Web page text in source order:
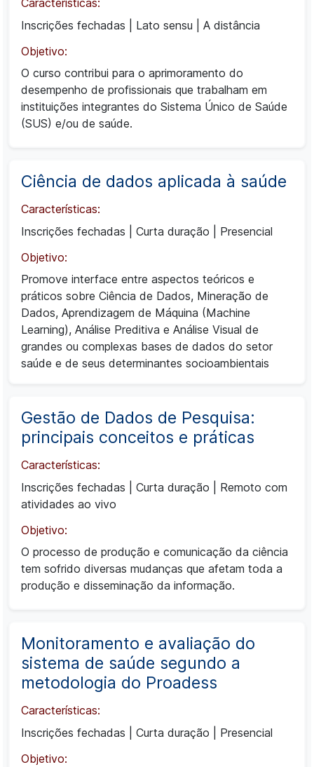
Características:
Inscrições fechadas
Lato sensu
A distância
Objetivo:
O curso contribui para o aprimoramento do
desempenho de profissionais que trabalham em
instituições integrantes do Sistema Único de Saúde
(SUS) e/ou de saúde.
Ciência de dados aplicada à saúde
Características:
Inscrições fechadas
Curta duração
Presencial
Objetivo:
Promove interface entre aspectos teóricos e
práticos sobre Ciência de Dados, Mineração de
Dados, Aprendizagem de Máquina (Machine
Learning), Análise Preditiva e Análise Visual de
grandes ou complexas bases de dados do setor
saúde e de seus determinantes socioambientais
Gestão de Dados de Pesquisa:
principais conceitos e práticas
Características:
Inscrições fechadas
Curta duração
Remoto com
atividades ao vivo
Objetivo:
O processo de produção e comunicação da ciência
tem sofrido diversas mudanças que afetam toda a
produção e disseminação da informação.
Monitoramento e avaliação do
sistema de saúde segundo a
metodologia do Proadess
Características:
Inscrições fechadas
Curta duração
Presencial
Objetivo: